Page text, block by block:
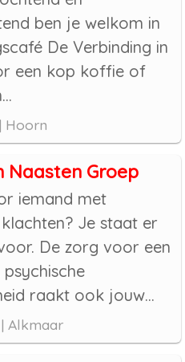
ben je welkom in
De Verbinding in
een kop koffie of
Hoorn
Naasten Groep
iemand met
Je staat er
De zorg voor een
raakt ook jouw...
Alkmaar